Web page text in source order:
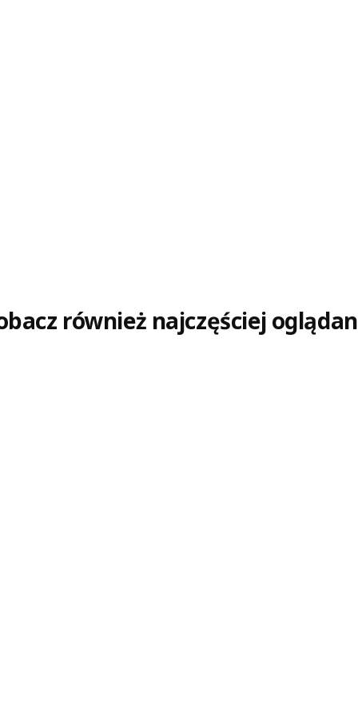
również najczęściej